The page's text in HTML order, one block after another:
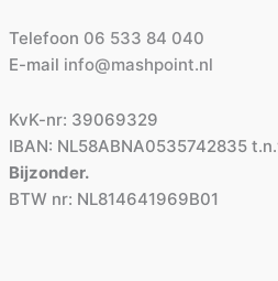
Telefoon 06 533 84 040
E-mail info@mashpoint.nl
KvK-nr: 39069329
IBAN: NL58ABNA0535742835
Bijzonder.
BTW nr: NL814641969B01